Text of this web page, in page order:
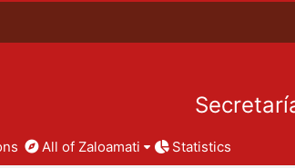
All of Zaloamati Statistics